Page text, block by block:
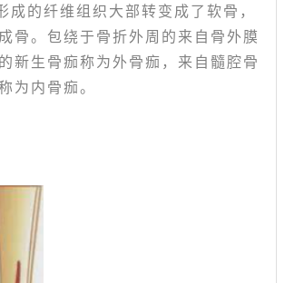
的纤维组织大部转变成了软骨，
骨。包绕于骨折外周的来自骨外膜
新生骨痂称为外骨痂，来自髓腔骨
为内骨痂。